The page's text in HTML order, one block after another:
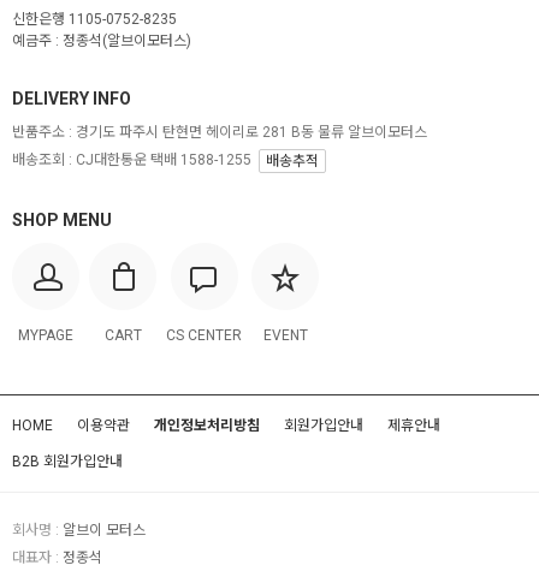
신한은행 1105-0752-8235
예금주 : 정종석(알브이모터스)
SHOP MENU
MYPAGE CART CS CENTER EVENT
DELIVERY INFO
반품주소 : 경기도 파주시 탄현면 헤이리로 281 B동 물류 알브이모터스
배송조회 : CJ대한통운 택배 1588-1255
배송추적
HOME 이용약관 개인정보처리방침 회원가입안내 제휴안내
B2B 회원가입안내
회사명 : 알브이 모터스
대표자 : 정종석